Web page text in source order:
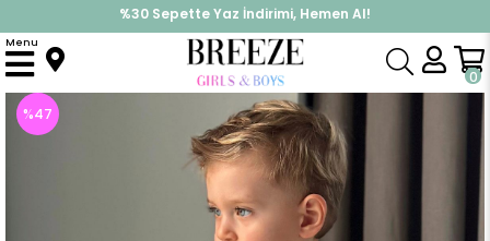
%30 Sepette Yaz İndirimi, Hemen Al!
İndirimlere ek %10 İndirimi Kap, Hemen Üye Ol!
0
Menu
Anasayfa Takımlar Eşofman Takım Erkek Bebek Eşofman Takım Baseball Oyuncusu Sevimli Hayvancık Baskılı Bej (9 Ay)
%47